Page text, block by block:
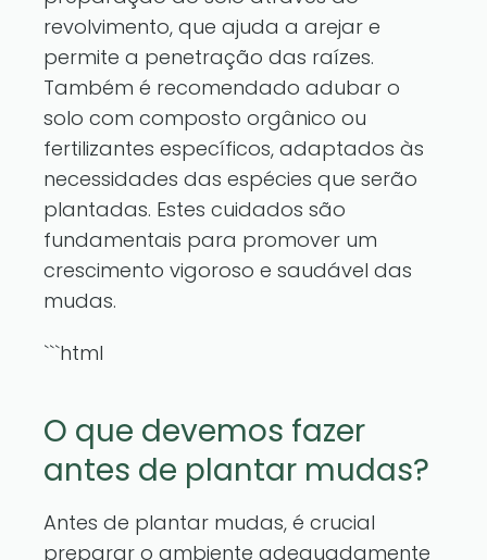
revolvimento, que ajuda a arejar e
permite a penetração das raízes.
Também é recomendado adubar o
solo com composto orgânico ou
fertilizantes específicos, adaptados às
necessidades das espécies que serão
plantadas. Estes cuidados são
fundamentais para promover um
crescimento vigoroso e saudável das
mudas.
```html
O que devemos fazer
antes de plantar mudas?
Antes de plantar mudas, é crucial
preparar o ambiente adequadamente